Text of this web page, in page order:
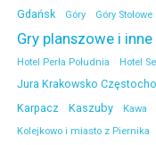
Gdańsk Góry Góry Stołowe
Gry planszowe i inne
Hotel Perła Południa Hotel
Jura Krakowsko
Karpacz Kaszuby Kawa
Kolejkowo i miasto z Piernika